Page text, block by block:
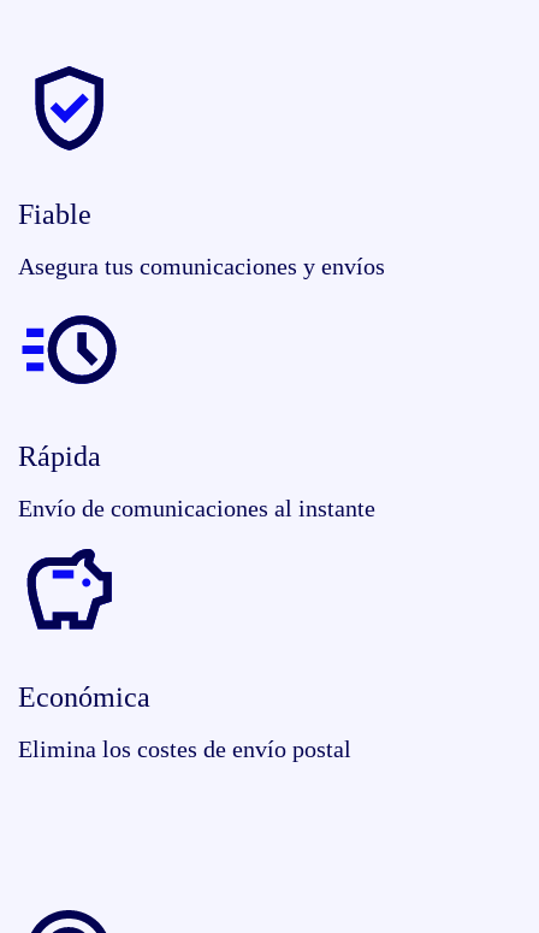
Fiable
Asegura tus comunicaciones y envíos
Rápida
Envío de comunicaciones al instante
Económica
Elimina los costes de envío postal